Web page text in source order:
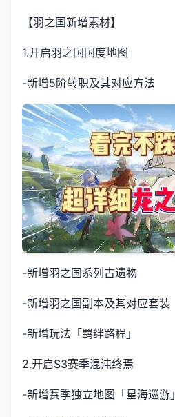
【羽之国新增素材】
1.开启羽之国国度地图
-新增5阶转职及其对应方法
-新增羽之国系列古遗物
-新增羽之国副本及其对应套装
-新增玩法「羁绊路程」
2.开启S3赛季混沌终焉
-新增赛季独立地图「星海巡游」